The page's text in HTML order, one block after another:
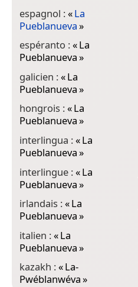
espagnol :«La
Pueblanueva»
espéranto :«La
Pueblanueva»
galicien :«La
Pueblanueva»
hongrois :«La
Pueblanueva»
interlingua :«La
Pueblanueva»
interlingue :«La
Pueblanueva»
irlandais :«La
Pueblanueva»
italien :«La
Pueblanueva»
kazakh :«La-
Pwéblanwéva»